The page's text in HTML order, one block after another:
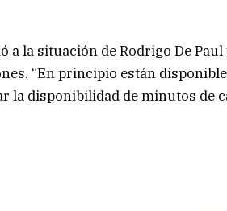
a la situación de Rodrigo De
“En principio están
la disponibilidad de minutos de